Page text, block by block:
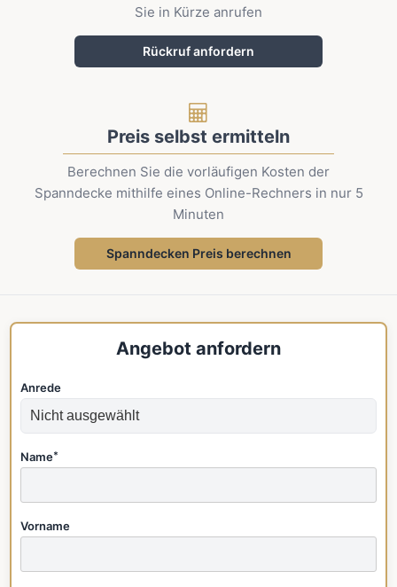
Sie in Kürze anrufen
Rückruf anfordern
Preis selbst ermitteln
Berechnen Sie die vorläufigen Kosten der
Spanndecke mithilfe eines Online-Rechners in nur 5
Minuten
Spanndecken Preis berechnen
Angebot anfordern
Anrede
Name*
Vorname